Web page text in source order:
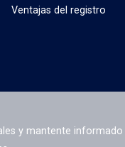
Ventajas del registro
y mantente informado